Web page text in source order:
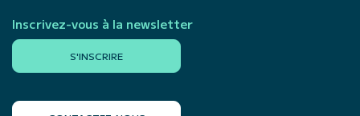
Inscrivez-vous à la newsletter
S'INSCRIRE